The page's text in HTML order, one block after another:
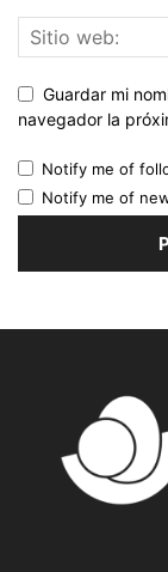
Guardar mi
navegador la
Notify me of
Notify me of